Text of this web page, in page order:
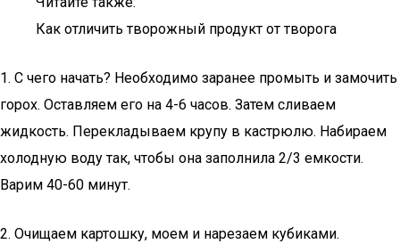
Как отличить творожный продукт от творога
1. С чего начать? Необходимо заранее промыть и замочить
горох. Оставляем его на 4-6 часов. Затем сливаем
жидкость. Перекладываем крупу в кастрюлю. Набираем
холодную воду так, чтобы она заполнила 2/3 емкости.
Варим 40-60 минут.
2. Очищаем картошку, моем и нарезаем кубиками.